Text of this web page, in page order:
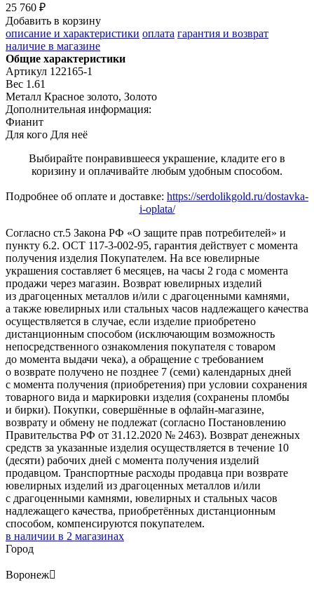
25 760 ₽
Добавить в корзину
описание и характеристики оплата гарантия и возврат
наличие в магазине
Общие характеристики
Артикул 122165-1
Вес 1.61
Металл Красное золото, Золото
Дополнительная информация:
Фианит
Для кого Для неё
Выбирайте понравившееся украшение, кладите его в
коризину и оплачивайте любым удобным способом.
Подробнее об оплате и доставке: https://serdolikgold.ru/dostavka-
i-oplata/
Согласно ст.5 Закона РФ «О защите прав потребителей» и
пункту 6.2. ОСТ 117-3-002-95, гарантия действует с момента
получения изделия Покупателем. На все ювелирные
украшения составляет 6 месяцев, на часы 2 года с момента
продажи через магазин. Возврат ювелирных изделий
из драгоценных металлов и/или с драгоценными камнями,
а также ювелирных или стальных часов надлежащего качества
осуществляется в случае, если изделие приобретено
дистанционным способом (исключающим возможность
непосредственного ознакомления покупателя с товаром
до момента выдачи чека), а обращение с требованием
о возврате получено не позднее 7 (семи) календарных дней
с момента получения (приобретения) при условии сохранения
товарного вида и маркировки изделия (сохранены пломбы
и бирки). Покупки, совершённые в офлайн-магазине,
возврату и обмену не подлежат (согласно Постановлению
Правительства РФ от 31.12.2020 № 2463). Возврат денежных
средств за указанные изделия осуществляется в течение 10
(десяти) рабочих дней с момента получения изделий
продавцом. Транспортные расходы продавца при возврате
ювелирных изделий из драгоценных металлов и/или
с драгоценными камнями, ювелирных и стальных часов
надлежащего качества, приобретённых дистанционным
способом, компенсируются покупателем.
в наличии в 2 магазинах
Город
Воронеж